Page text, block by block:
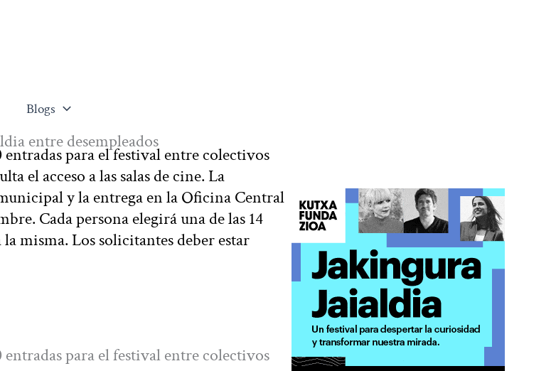
Blogs
entre desempleados
para el festival entre colectivos
el acceso a las salas de cine. La
y la entrega en la Oficina Central
Cada persona elegirá una de las 14
misma. Los solicitantes deber estar
para el festival entre colectivos